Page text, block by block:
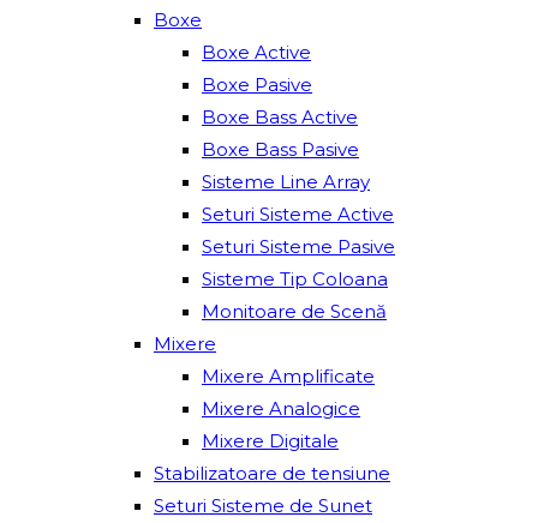
Boxe
Boxe Active
Boxe Pasive
Boxe Bass Active
Boxe Bass Pasive
Sisteme Line Array
Seturi Sisteme Active
Seturi Sisteme Pasive
Sisteme Tip Coloana
Monitoare de Scenă
Mixere
Mixere Amplificate
Mixere Analogice
Mixere Digitale
Stabilizatoare de tensiune
Seturi Sisteme de Sunet